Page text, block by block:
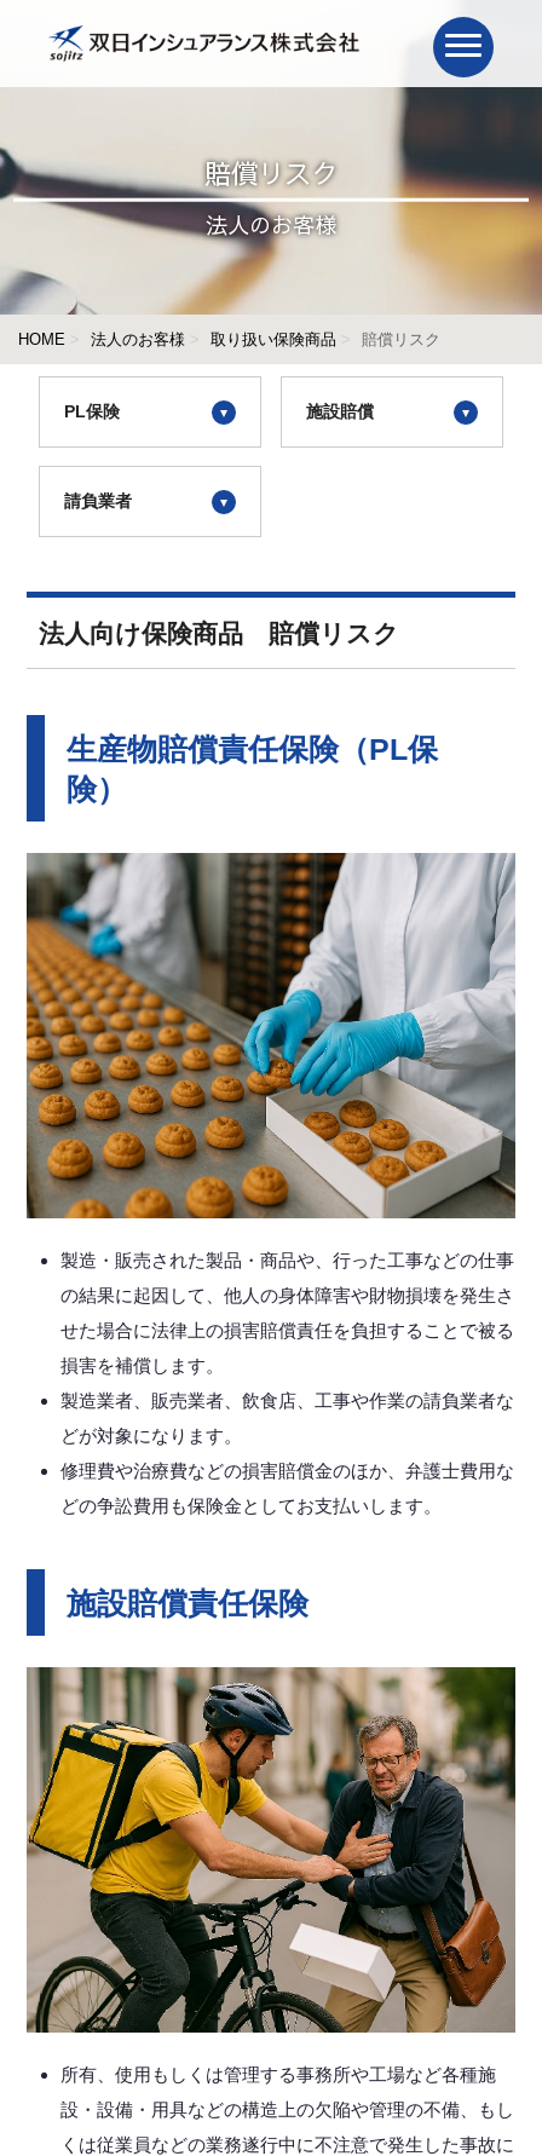
賠償リスク
法人のお客様
HOME 法人のお客様 取り扱い保険商品 賠償リスク
PL保険 施設賠償
請負業者
法人向け保険商品 賠償リスク
生産物賠償責任保険（PL保
険）
製造・販売された製品・商品や、行った工事などの仕事
の結果に起因して、他人の身体障害や財物損壊を発生さ
せた場合に法律上の損害賠償責任を負担することで被る
損害を補償します。
製造業者、販売業者、飲食店、工事や作業の請負業者な
どが対象になります。
修理費や治療費などの損害賠償金のほか、弁護士費用な
どの争訟費用も保険金としてお支払いします。
施設賠償責任保険
所有、使用もしくは管理する事務所や工場など各種施
設・設備・用具などの構造上の欠陥や管理の不備、もし
くは従業員などの業務遂行中に不注意で発生した事故に